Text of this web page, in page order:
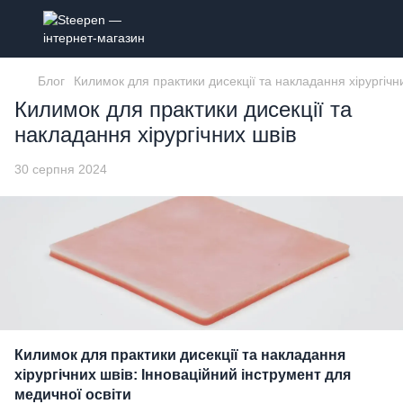
Блог Килимок для практики дисекції та накладання
Килимок для практики дисекції та
накладання хірургічних швів
30 серпня 2024
Килимок для практики дисекції та накладання
хірургічних швів: Інноваційний інструмент для
медичної освіти